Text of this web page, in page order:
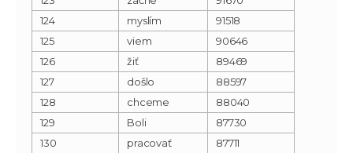
124
myslím
91518
125
viem
90646
126
žiť
89469
127
došlo
88597
128
chceme
88040
129
Boli
87730
130
pracovať
87711